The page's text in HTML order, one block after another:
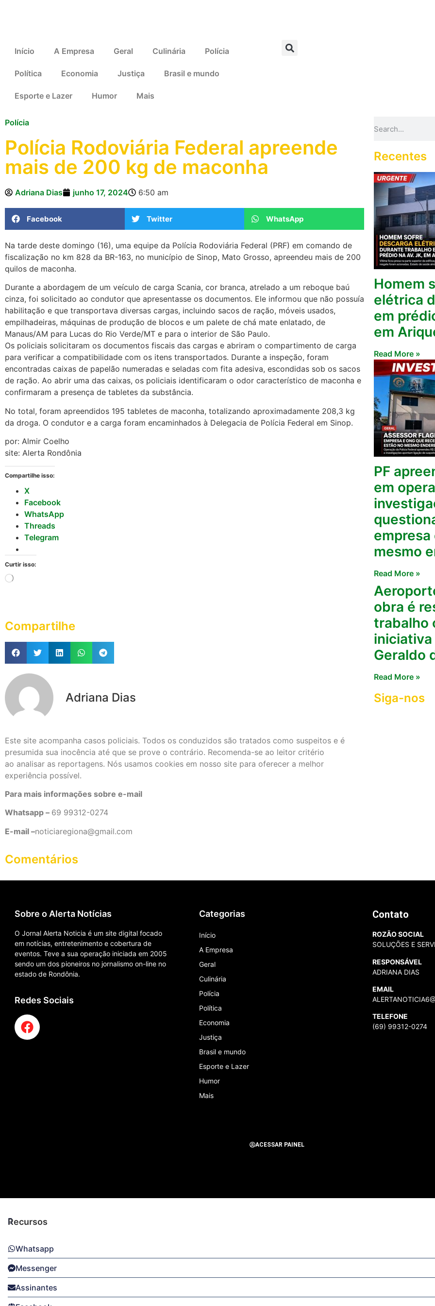
Início A Empresa Geral Culinária Polícia
Política Economia Justiça Brasil e mundo
Esporte e Lazer Humor Mais
Polícia
Polícia Rodoviária Federal apreende
mais de 200 kg de maconha
Adriana Dias junho 17, 2024 6:50 am
Facebook Twitter WhatsApp
Na tarde deste domingo (16), uma equipe da Polícia Rodoviária Federal (PRF) em comando de
fiscalização no km 828 da BR-163, no município de Sinop, Mato Grosso, apreendeu mais de 200
quilos de maconha.
Durante a abordagem de um veículo de carga Scania, cor branca, atrelado a um reboque baú
cinza, foi solicitado ao condutor que apresentasse os documentos. Ele informou que não possuía
habilitação e que transportava diversas cargas, incluindo sacos de ração, móveis usados,
empilhadeiras, máquinas de produção de blocos e um palete de chá mate enlatado, de
Manaus/AM para Lucas do Rio Verde/MT e para o interior de São Paulo.
Os policiais solicitaram os documentos fiscais das cargas e abriram o compartimento de carga
para verificar a compatibilidade com os itens transportados. Durante a inspeção, foram
encontradas caixas de papelão numeradas e seladas com fita adesiva, escondidas sob os sacos
de ração. Ao abrir uma das caixas, os policiais identificaram o odor característico de maconha e
confirmaram a presença de tabletes da substância.
No total, foram apreendidos 195 tabletes de maconha, totalizando aproximadamente 208,3 kg
da droga. O condutor e a carga foram encaminhados à Delegacia de Polícia Federal em Sinop.
por: Almir Coelho
site: Alerta Rondônia
Compartilhe isso:
X
Facebook
WhatsApp
Threads
Telegram
Curtir isso:
Compartilhe
Adriana Dias
Este site acompanha casos policiais. Todos os conduzidos são tratados como suspeitos e é
presumida sua inocência até que se prove o contrário. Recomenda-se ao leitor critério
ao analisar as reportagens. Nós usamos cookies em nosso site para oferecer a melhor
experiência possível.
Para mais informações sobre e-mail
Whatsapp – 69 99312-0274
E-mail –noticiaregiona@gmail.com
Comentários
Recentes
Homem
elétrica
em
em
Read More »
PF
em
empresa
mesmo
Read More »
obra é
trabalho
Geraldo
Read More »
Siga-nos
Sobre o Alerta Notícias
O Jornal Alerta Noticia é um site digital focado
em notícias, entretenimento e cobertura de
eventos. Teve a sua operação iniciada em 2005
sendo um dos pioneiros no jornalismo on-line no
estado de Rondônia.
Redes Sociais
Categorias
Início
A Empresa
Geral
Culinária
Polícia
Política
Economia
Justiça
Brasil e mundo
Esporte e Lazer
Humor
Mais
Contato
ROZÃO SOCIAL
SOLUÇÕES E
RESPONSÁVEL
ADRIANA DIAS
EMAIL
TELEFONE
(69) 99312-0274
ACESSAR PAINEL
Recursos
Whatsapp
Messenger
Assinantes